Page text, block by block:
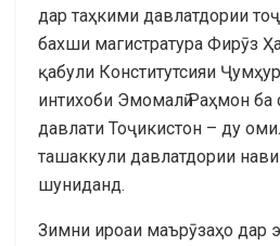
дар таҳкими давлатдории
бахши магистратура Фирӯз
қабули Конститутсияи
интихоби Эмомалӣ Раҳмон ба
давлати Тоҷикистон – ду
ташаккули давлатдории
шуниданд.
Зимни ироаи маърӯзаҳо дар